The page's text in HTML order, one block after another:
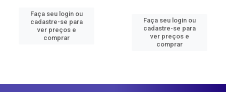
Faça seu login ou
cadastre-se para
ver preços e
comprar
Faça seu login ou
cadastre-se para
ver preços e
comprar